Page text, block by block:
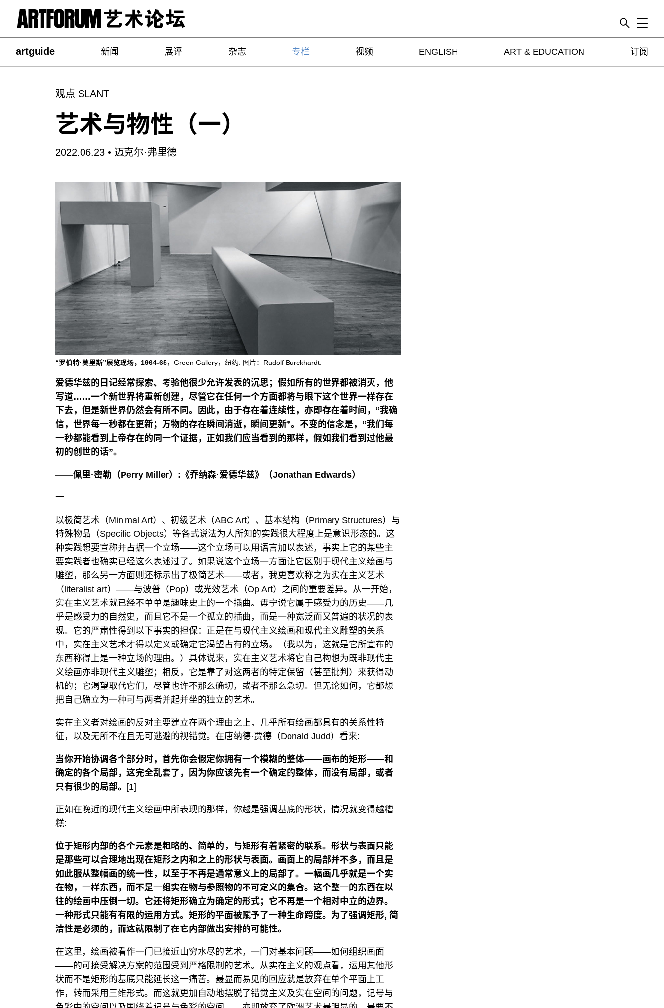
Toggle
artguide 新闻 展评 杂志 专栏 视频 ENGLISH ART & EDUCATION 订阅
观点 SLANT
艺术与物性（一）
2022.06.23 • 迈克尔·弗里德
“罗伯特·莫里斯”展览现场，1964-65，Green Gallery，纽约. 图片：Rudolf Burckhardt.
爱德华兹的日记经常探索、考验他很少允许发表的沉思；假如所有的世界都被消灭，他
写道……一个新世界将重新创建，尽管它在任何一个方面都将与眼下这个世界一样存在
下去，但是新世界仍然会有所不同。因此，由于存在着连续性，亦即存在着时间， “我确
信，世界每一秒都在更新；万物的存在瞬间消逝，瞬间更新”。不变的信念是， “我们每
一秒都能看到上帝存在的同一个证据，正如我们应当看到的那样，假如我们看到过他最
初的创世的话”。
——佩里·密勒（Perry Miller） : 《乔纳森·爱德华兹》（Jonathan Edwards）
一
以极简艺术（Minimal Art）、初级艺术（ABC Art）、基本结构（Primary Structures）与
特殊物品（Specific Objects）等各式说法为人所知的实践很大程度上是意识形态的。这
种实践想要宣称并占据一个立场——这个立场可以用语言加以表述，事实上它的某些主
要实践者也确实已经这么表述过了。如果说这个立场一方面让它区别于现代主义绘画与
雕塑，那么另一方面则还标示出了极简艺术——或者，我更喜欢称之为实在主义艺术
（literalist art）——与波普（Pop）或光效艺术（Op Art）之间的重要差异。从一开始，
实在主义艺术就已经不单单是趣味史上的一个插曲。毋宁说它属于感受力的历史——几
乎是感受力的自然史，而且它不是一个孤立的插曲，而是一种宽泛而又普遍的状况的表
现。它的严肃性得到以下事实的担保：正是在与现代主义绘画和现代主义雕塑的关系
中，实在主义艺术才得以定义或确定它渴望占有的立场。（我以为，这就是它所宣布的
东西称得上是一种立场的理由。）具体说来，实在主义艺术将它自己构想为既非现代主
义绘画亦非现代主义雕塑；相反，它是靠了对这两者的特定保留（甚至批判）来获得动
机的；它渴望取代它们，尽管也许不那么确切，或者不那么急切。但无论如何，它都想
把自己确立为一种可与两者并起并坐的独立的艺术。
实在主义者对绘画的反对主要建立在两个理由之上，几乎所有绘画都具有的关系性特
征，以及无所不在且无可逃避的视错觉。在唐纳德·贾德（Donald Judd）看来:
当你开始协调各个部分时，首先你会假定你拥有一个模糊的整体——画布的矩形——和
确定的各个局部，这完全乱套了，因为你应该先有一个确定的整体，而没有局部，或者
只有很少的局部。 [1]
正如在晚近的现代主义绘画中所表现的那样，你越是强调基底的形状，情况就变得越糟
糕:
位于矩形内部的各个元素是粗略的、简单的，与矩形有着紧密的联系。形状与表面只能
是那些可以合理地出现在矩形之内和之上的形状与表面。画面上的局部并不多，而且是
如此服从整幅画的统一性，以至于不再是通常意义上的局部了。一幅画几乎就是一个实
在物，一样东西，而不是一组实在物与参照物的不可定义的集合。这个整一的东西在以
往的绘画中压倒一切。它还将矩形确立为确定的形式；它不再是一个相对中立的边界。
一种形式只能有有限的运用方式。矩形的平面被赋予了一种生命跨度。为了强调矩形, 简
洁性是必须的，而这就限制了在它内部做出安排的可能性。
在这里，绘画被看作一门已接近山穷水尽的艺术，一门对基本问题——如何组织画面
——的可接受解决方案的范围受到严格限制的艺术。从实在主义的观点看，运用其他形
状而不是矩形的基底只能延长这一痛苦。最显而易见的回应就是放弃在单个平面上工
作，转而采用三维形式。而这就更加自动地摆脱了错觉主义及实在空间的问题，记号与